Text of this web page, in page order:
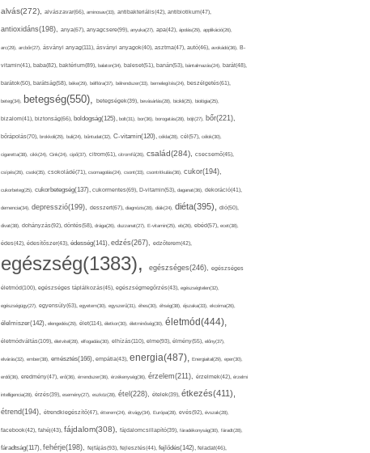
alvás(272), alvászavar(66), aminosav(33), antibakteriális(42), antibiotikum(47),
antioxidáns(198), anya(67), anyagcsere(99), anyuka(27), apa(42), ápolás(29), applikáció(26),
arc(29), arcbőr(27), ásványi anyag(111), ásványi anyagok(40), asztma(47), autó(46), avokádó(36), B-
vitamin(41), baba(82), baktérium(89), balaton(34), baleset(51), banán(53), bántalmazás(24), barát(48),
barátok(50), barátság(58), béke(29), bélflóra(37), bélrendszer(33), bemelegítés(24), beszélgetés(61),
beteg(34), betegség(550), betegségek(39), bevásárlás(28), bicikli(25), biológia(25),
bizalom(41), biztonság(66), boldogság(125), bolt(31), bor(36), borogatás(28), böjt(27), bőr(221),
bőrápolás(70), brokkoli(29), buli(24), bűntudat(32), C-vitamin(120), cékla(28), cél(57), célok(30),
cigaretta(38), cikk(24), Cink(24), cipő(37), citrom(61), citromfű(26), család(284), csecsemő(45),
csípés(26), csoki(35), csokoládé(71), csomagolás(24), csont(33), csontritkulás(36), cukor(194),
cukorbeteg(25), cukorbetegség(137), cukormentes(69), D-vitamin(53), daganat(36), dekoráció(41),
demencia(34), depresszió(199), desszert(67), diagnózis(28), diák(24), diéta(395), dió(50),
divat(38), dohányzás(92), döntés(58), drága(26), duzzanat(27), E-vitamin(25), eb(26), ebéd(57), ecet(38),
édes(42), édesítőszer(43), édesség(141), edzés(267), edzőterem(42),
egészség(1383), egészséges(246), egészséges
életmód(100), egészséges táplálkozás(45), egészségmegőrzés(43), egészségtelen(32),
egészségügy(27), egyensúly(63), egyetem(30), egyszerű(31), éhes(30), éhség(38), éjszaka(33), ekcéma(26),
élelmiszer(142), elengedés(29), élet(114), életkor(30), életminőség(30), életmód(444),
életmódváltás(109), életvitel(28), elfogadás(30), elhízás(110), elme(93), élmény(55), előny(37),
elvárás(32), ember(38), emésztés(166), empátia(43), energia(487), Energiaital(29), eper(30),
erdő(36), eredmény(47), erő(36), érrendszer(36), érzékenység(36), érzelem(211), érzelmek(42), érzelmi
intelligencia(28), érzés(39), esemény(27), eszköz(28), étel(228), ételek(39), étkezés(411),
étrend(194), étrendkiegészítő(47), étterem(24), étvágy(34), Európa(28), evés(92), évszak(28),
facebook(42), fahéj(43), fájdalom(308), fájdalomcsillapító(39), fáradékonyság(30), fáradt(28),
fáradtság(117), fehérje(198), fejfájás(93), fejlesztés(44), fejlődés(142), feladat(46),